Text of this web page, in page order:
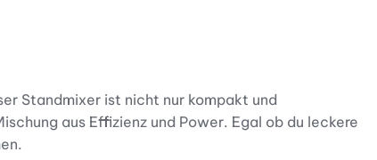
Standmixer ist nicht nur kompakt und
aus Effizienz und Power. Egal ob du leckere